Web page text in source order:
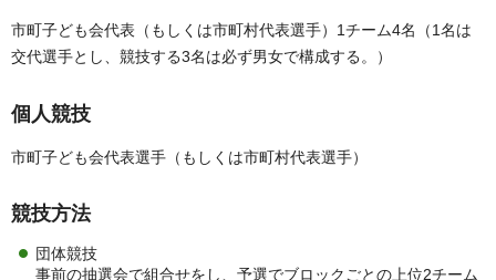
市町子ども会代表（もしくは市町村代表選手）1チーム4名（1名は
交代選手とし、競技する3名は必ず男女で構成する。）
個人競技
市町子ども会代表選手（もしくは市町村代表選手）
競技方法
団体競技
事前の抽選会で組合せをし、予選でブロックごとの上位2チーム